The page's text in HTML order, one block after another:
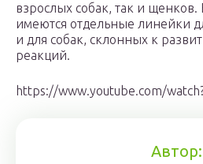
взрослых собак, так и
имеются отдельные линейки
и для собак, склонных к
реакций.
https://www.youtube.com/
Автор: